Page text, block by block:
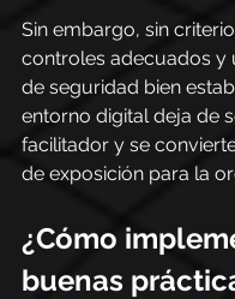
Sin embargo, sin
controles adecuados y
de seguridad bien
entorno digital deja de
facilitador y se
de exposición para la
¿Cómo
buenas